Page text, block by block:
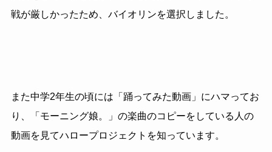
戦が厳しかったため、バイオリンを選択しました。
また中学2年生の頃には「踊ってみた動画」にハマってお
り、「モーニング娘。」の楽曲のコピーをしている人の
動画を見てハロープロジェクトを知っています。